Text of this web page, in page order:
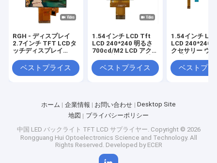
RGH - ディスプレイ
2.7インチ TFT LCDタ
ッチディスプレイ
ビングIC
ベストプライス
1.54インチ LCD Tft
LCD 240*240 明るさ
700cd/M2 LCD アクセ
イ
ベストプライス
1.54インチ
LCD 240*240
クセサリー ウ
ベストプラ
ホーム 企業情報 お問い合わせ
Desktop Site
地図
プライバシーポリシー
中国 LED バックライト TFT LCD サプライヤー. Copyright © 2026
Rongguang Hui Optoelectronics Science and Technology. All
Rights Reserved. Developed by ECER